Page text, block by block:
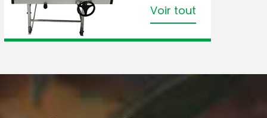
Voir tout